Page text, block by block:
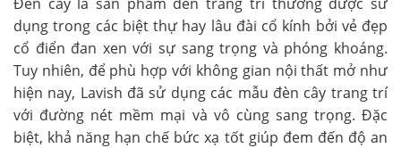
dụng trong các biệt thự hay lâu đài cổ kính bởi vẻ đẹp
cổ điển đan xen với sự sang trọng và phóng khoáng.
Tuy nhiên, để phù hợp với không gian nội thất mở như
hiện nay, Lavish đã sử dụng các mẫu đèn cây trang trí
với đường nét mềm mại và vô cùng sang trọng. Đặc
biệt, khả năng hạn chế bức xạ tốt giúp đem đến độ an